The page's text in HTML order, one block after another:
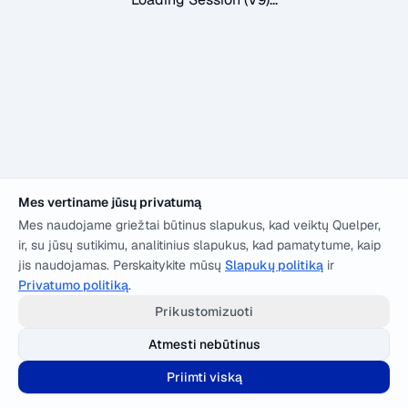
Mes vertiname jūsų privatumą
Mes naudojame griežtai būtinus slapukus, kad veiktų Quelper,
ir, su jūsų sutikimu, analitinius slapukus, kad pamatytume, kaip
jis naudojamas. Perskaitykite mūsų Slapukų politiką ir
Privatumo politiką.
Prikustomizuoti
Atmesti nebūtinus
Priimti viską